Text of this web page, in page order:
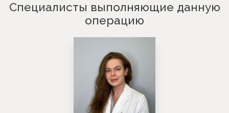
Специалисты выполняющие данную
операцию